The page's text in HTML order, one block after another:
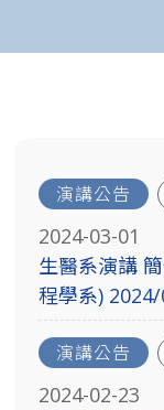
演講公告
2024-03-01
生醫系演講
程學系)
演講公告
2024-02-23